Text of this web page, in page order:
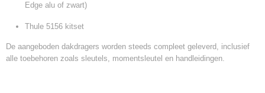
Edge alu of zwart)
Thule 5156 kitset
De aangeboden dakdragers worden steeds compleet geleverd, inclusief
alle toebehoren zoals sleutels, momentsleutel en handleidingen.